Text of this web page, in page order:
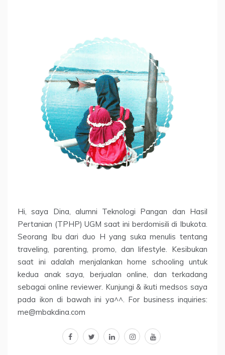
Hi, saya Dina, alumni Teknologi Pangan dan Hasil
Pertanian (TPHP) UGM saat ini berdomisili di Ibukota.
Seorang Ibu dari duo H yang suka menulis tentang
traveling, parenting, promo, dan lifestyle. Kesibukan
saat ini adalah menjalankan home schooling untuk
kedua anak saya, berjualan online, dan terkadang
sebagai online reviewer. Kunjungi & ikuti medsos saya
pada ikon di bawah ini ya^^. For business inquiries:
me@mbakdina.com
facebooktwitterlinkedininstagram
youtube